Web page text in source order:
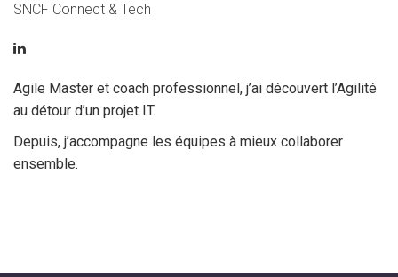
SNCF Connect & Tech
Agile Master et coach professionnel, j’ai découvert l’Agilité
au détour d’un projet IT.
Depuis, j’accompagne les équipes à mieux collaborer
ensemble.